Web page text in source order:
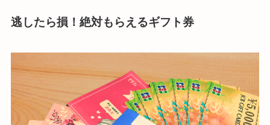
逃したら損！絶対もらえるギフト券